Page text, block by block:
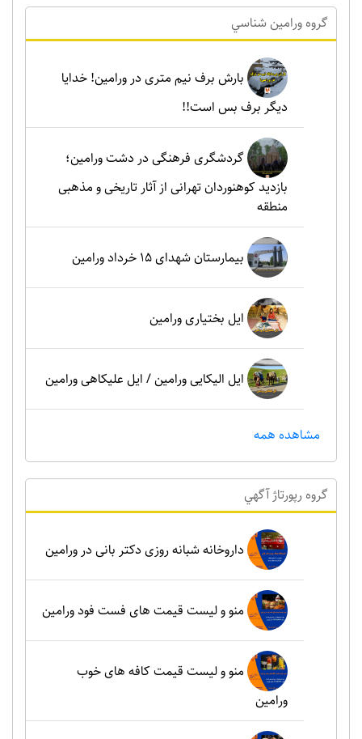
گروه ورامين شناسي
بارش برف نیم متری در ورامین! خدایا
دیگر برف بس است!!
گردشگری فرهنگی در دشت ورامین؛
بازدید کوهنوردان تهرانی از آثار تاریخی و مذهبی
منطقه
بیمارستان شهدای 15 خرداد ورامین
ایل بختیاری ورامین
ایل الیکایی ورامین / ایل علیکاهی ورامین
مشاهده همه
گروه رپورتاژ آگهي
داروخانه شبانه روزی دکتر بانی در ورامین
منو و لیست قیمت های فست فود ورامین
منو و لیست قیمت کافه های خوب
ورامین